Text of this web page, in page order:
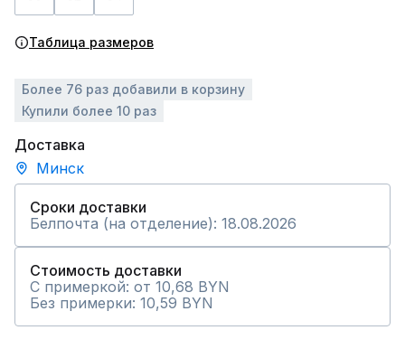
Таблица размеров
Более 76 раз добавили в корзину
Купили более 10 раз
Доставка
Минск
Сроки доставки
Белпочта (на отделение): 18.08.2026
Стоимость доставки
С примеркой: от 10,68 BYN
Без примерки: 10,59 BYN